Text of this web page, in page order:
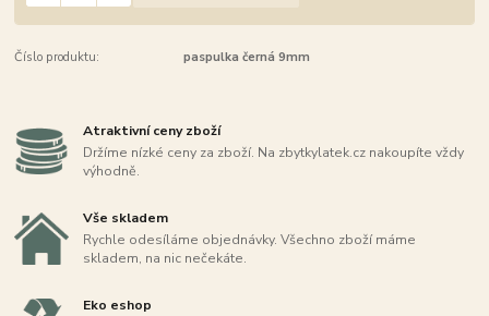
Číslo produktu: paspulka černá 9mm
Atraktivní ceny zboží
Držíme nízké ceny za zboží. Na zbytkylatek.cz nakoupíte vždy
výhodně.
Vše skladem
Rychle odesíláme objednávky. Všechno zboží máme
skladem, na nic nečekáte.
Eko eshop